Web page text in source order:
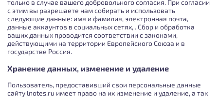
только в случае вашего добровольного согласия. При согласии
с этим вы разрешаете нам собирать и использовать
следующие данные: имя и фамилия, электронная почта,
данные аккаунтов в социальных сетях, . Сбор и обработка
ваших данных проводится соответствии с законами,
действующими на территории Европейского Союза и в
государстве Россия.
Хранение данных, изменение и удаление
Пользователь, предоставивший свои персональные данные
сайту lnotes.ru имеет право на их изменение и удаление, а так